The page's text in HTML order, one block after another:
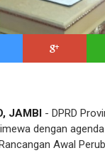
JAMBI - DPRD
dengan
Awal